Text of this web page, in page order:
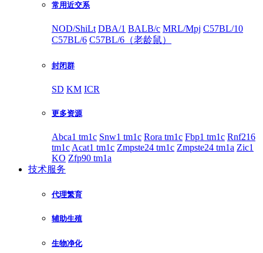
常用近交系
NOD/ShiLt DBA/1 BALB/c MRL/Mpj C57BL/10
C57BL/6 C57BL/6（老龄鼠）
封闭群
SD KM ICR
更多资源
Abca1 tm1c Snw1 tm1c Rora tm1c Fbp1 tm1c Rnf216
tm1c Acat1 tm1c Zmpste24 tm1c Zmpste24 tm1a Zic1
KO Zfp90 tm1a
技术服务
代理繁育
辅助生殖
生物净化